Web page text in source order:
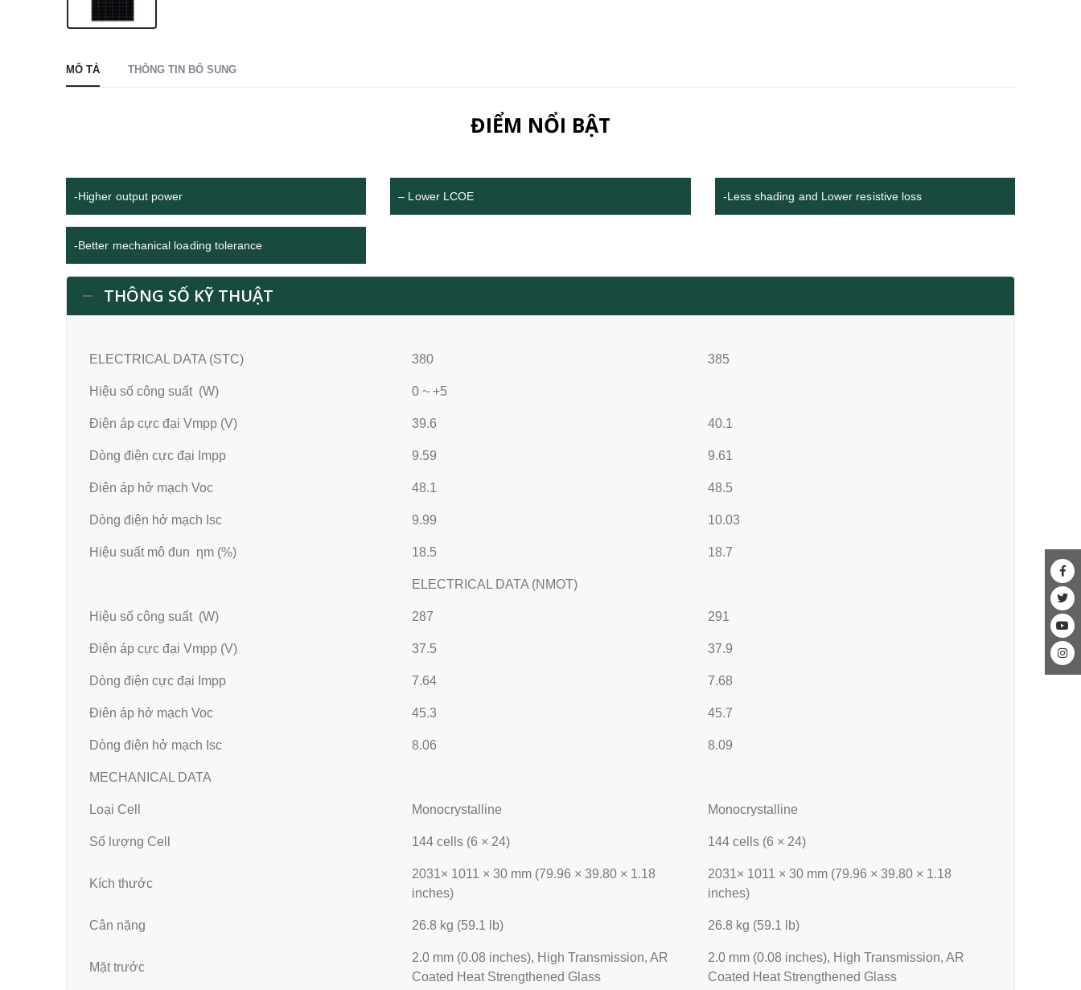
MÔ TẢ THÔNG TIN BỔ SUNG
ĐIỂM NỔI BẬT
-Higher output power – Lower LCOE -Less shading and Lower resistive loss
-Better mechanical loading tolerance
THÔNG SỐ KỸ THUẬT
ELECTRICAL DATA (STC) 380 385
Hiệu số công suất (W) 0 ~ +5
Điện áp cực đại Vmpp (V) 39.6 40.1
Dòng điện cực đại Impp 9.59 9.61
Điên áp hở mạch Voc 48.1 48.5
Dòng điện hở mạch Isc 9.99 10.03
Hiệu suất mô đun ηm (%) 18.5 18.7
ELECTRICAL DATA (NMOT)
Hiệu số công suất (W) 287 291
Điện áp cực đại Vmpp (V) 37.5 37.9
Dòng điện cực đại Impp 7.64 7.68
Điên áp hở mạch Voc 45.3 45.7
Dòng điện hở mạch Isc 8.06 8.09
MECHANICAL DATA
Loại Cell Monocrystalline Monocrystalline
Số lượng Cell 144 cells (6 × 24) 144 cells (6 × 24)
Kích thước
2031× 1011 × 30 mm (79.96 × 39.80 × 1.18
inches)
2031× 1011 × 30 mm (79.96 × 39.80 × 1.18
inches)
Cân nặng 26.8 kg (59.1 lb) 26.8 kg (59.1 lb)
Mặt trước
2.0 mm (0.08 inches), High Transmission, AR
Coated Heat Strengthened Glass
2.0 mm (0.08 inches), High Transmission, AR
Coated Heat Strengthened Glass